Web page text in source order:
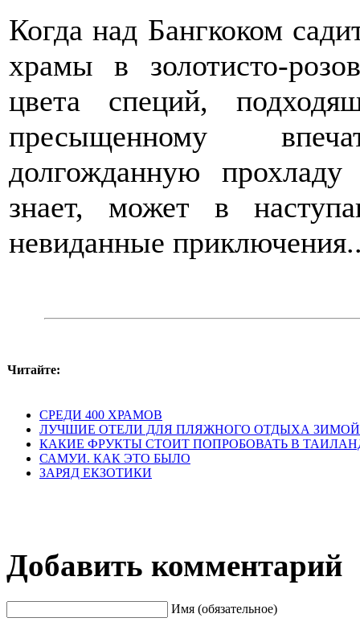
Когда над Бангкоком
храмы в золотисто-
цвета специй,
пресыщенному
долгожданную
знает, может в
невиданные
Читайте:
СРЕДИ 400 ХРАМОВ
ЛУЧШИЕ ОТЕЛИ ДЛЯ ПЛЯЖНОГО ОТДЫХА
КАКИЕ ФРУКТЫ СТОИТ ПОПРОБОВАТЬ В
САМУИ. КАК ЭТО БЫЛО
ЗАРЯД ЕКЗОТИКИ
Добавить комментарий
Имя (обязательное)